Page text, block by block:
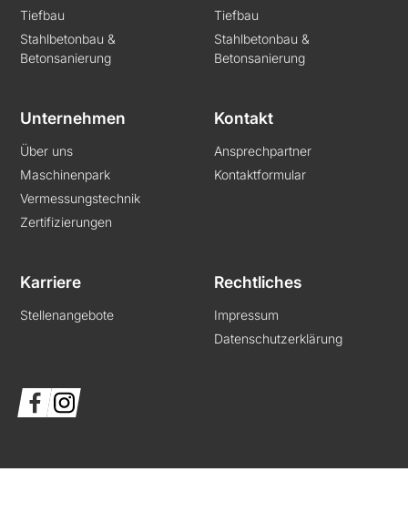
Tiefbau
Stahlbetonbau &
Betonsanierung
Tiefbau
Stahlbetonbau &
Betonsanierung
Unternehmen
Über uns
Maschinenpark
Vermessungstechnik
Zertifizierungen
Kontakt
Ansprechpartner
Kontaktformular
Karriere
Stellenangebote
Rechtliches
Impressum
Datenschutzerklärung